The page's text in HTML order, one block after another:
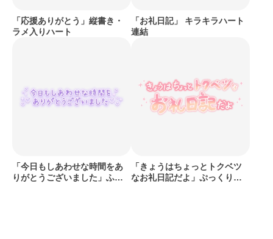
「応援ありがとう」縦書き・
ラメ入りハート
「お礼日記」 キラキラハート
連結
「今日もしあわせな時間をあ
りがとうございました」ふん
「きょうはちょっとトクベツ
なお礼日記だよ」ぷっくりつ